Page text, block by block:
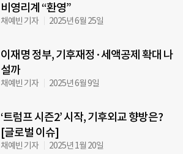
비영리계 “환영”
채예빈 기자 2025년 6월 25일
이재명 정부, 기후재정·세액공제 확대 나
설까
채예빈 기자 2025년 6월 9일
‘트럼프 시즌2’ 시작, 기후외교 향방은?
[글로벌 이슈]
채예빈 기자 2025년 1월 20일